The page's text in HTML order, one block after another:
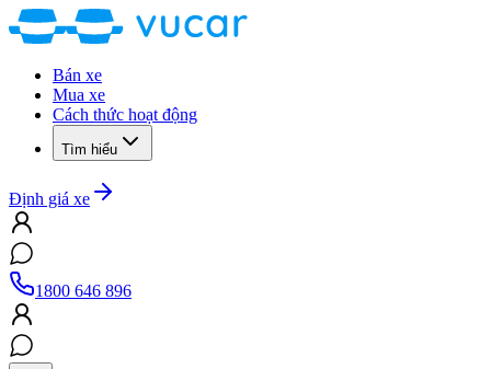
Bán xe
Mua xe
Cách thức hoạt động
Tìm hiểu
Định giá xe
1800 646 896